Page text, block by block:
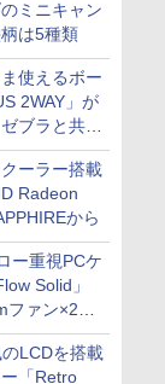
ミニキャン
は5種類
使えるボー
2WAY」が
ブラと共同
ーラー搭載
Radeon
から
ー重視PCケ
Solid」
ァン×2搭
LCDを搭載
「Retro